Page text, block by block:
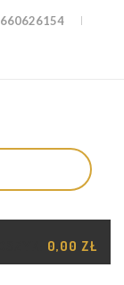
0,00 ZŁ